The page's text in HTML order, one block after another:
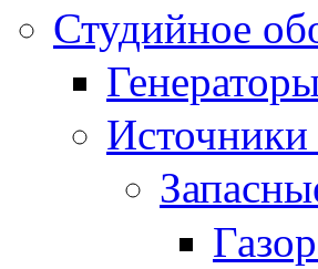
Студийное
Источники